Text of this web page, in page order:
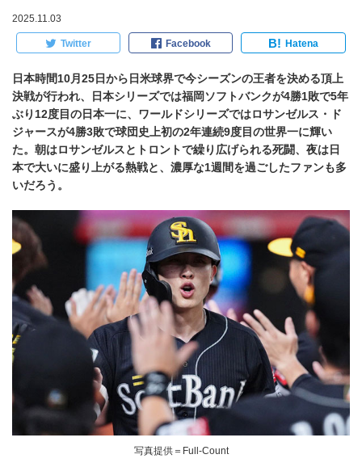
2025.11.03
Twitter Facebook B! Hatena
日本時間10月25日から日米球界で今シーズンの王者を決める頂上
決戦が行われ、日本シリーズでは福岡ソフトバンクが4勝1敗で5年
ぶり12度目の日本一に、ワールドシリーズではロサンゼルス・ド
ジャースが4勝3敗で球団史上初の2年連続9度目の世界一に輝い
た。朝はロサンゼルスとトロントで繰り広げられる死闘、夜は日
本で大いに盛り上がる熱戦と、濃厚な1週間を過ごしたファンも多
いだろう。
写真提供＝Full-Count